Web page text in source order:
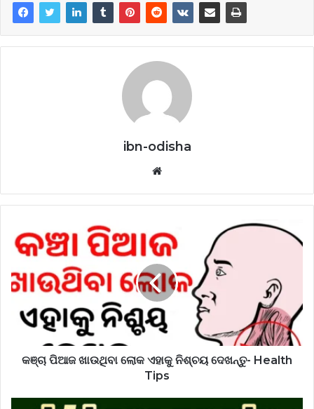
ibn-odisha
Website
କଞ୍ଚା ପିଆଜ ଖାଉଥିବା ଲୋକ ଏହାକୁ ନିଶ୍ଚୟ ଦେଖନ୍ତୁ- Health
Tips